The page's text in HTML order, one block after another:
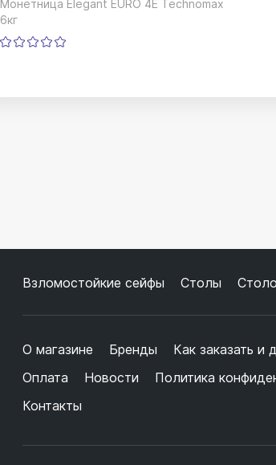
Монетница Elegant EURO 4E Technomax
6кг
Взломостойкие сейфы Столы
О магазине Бренды
Как заказать и
Оплата
Новости
Политика
Контакты